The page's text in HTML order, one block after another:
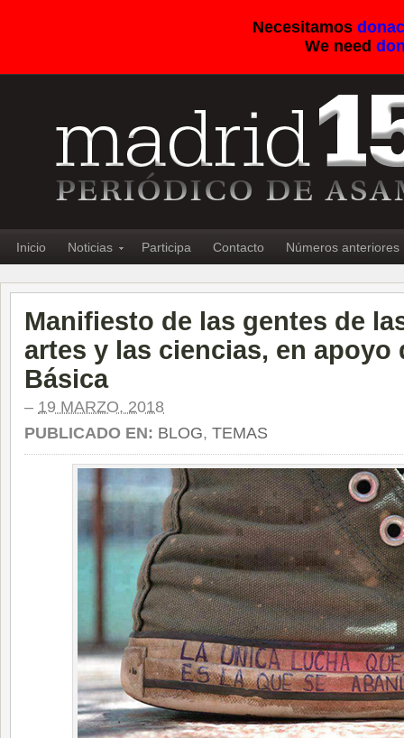
Necesitamos
We need
Inicio Noticias Participa Contacto Números anteriores
Manifiesto de las gentes de
artes y las ciencias, en apoyo
Básica
– 19 MARZO, 2018
PUBLICADO EN: BLOG, TEMAS